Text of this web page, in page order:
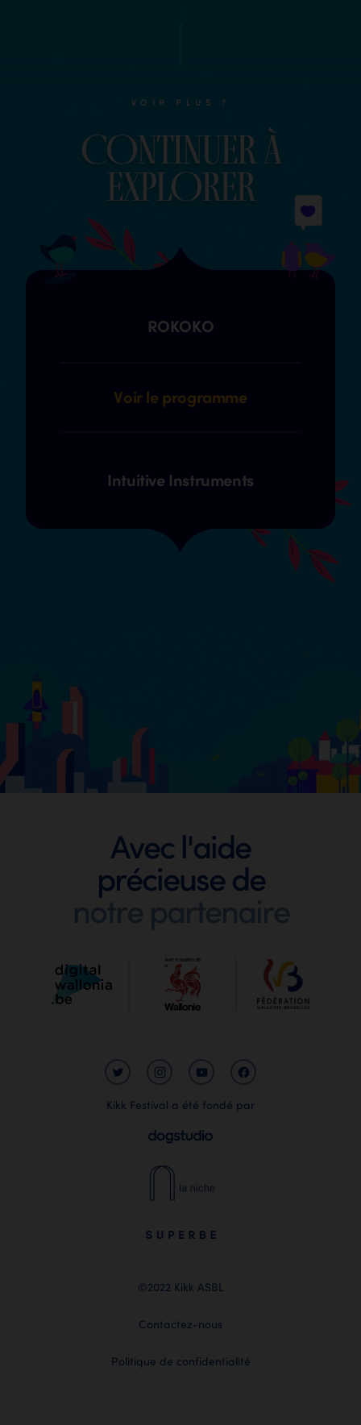
VOIR PLUS ?
COntinuer à
explOrer
ROKOKO
Voir le programme
Intuitive Instruments
Footer
Avec l'aide
précieuse de
notre partenaire
Kikk Festival a été fondé par
©2022 Kikk ASBL
Contactez-nous
Politique de confidentialité